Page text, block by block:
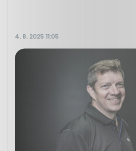
4. 8. 2025 11:05